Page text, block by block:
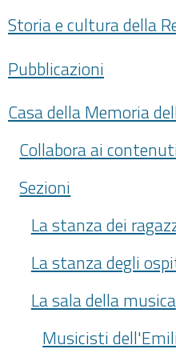
Storia e cultura della
Pubblicazioni
Casa della Memoria
Collabora ai contenuti
Sezioni
La stanza dei
La stanza degli
La sala della musica
Musicisti